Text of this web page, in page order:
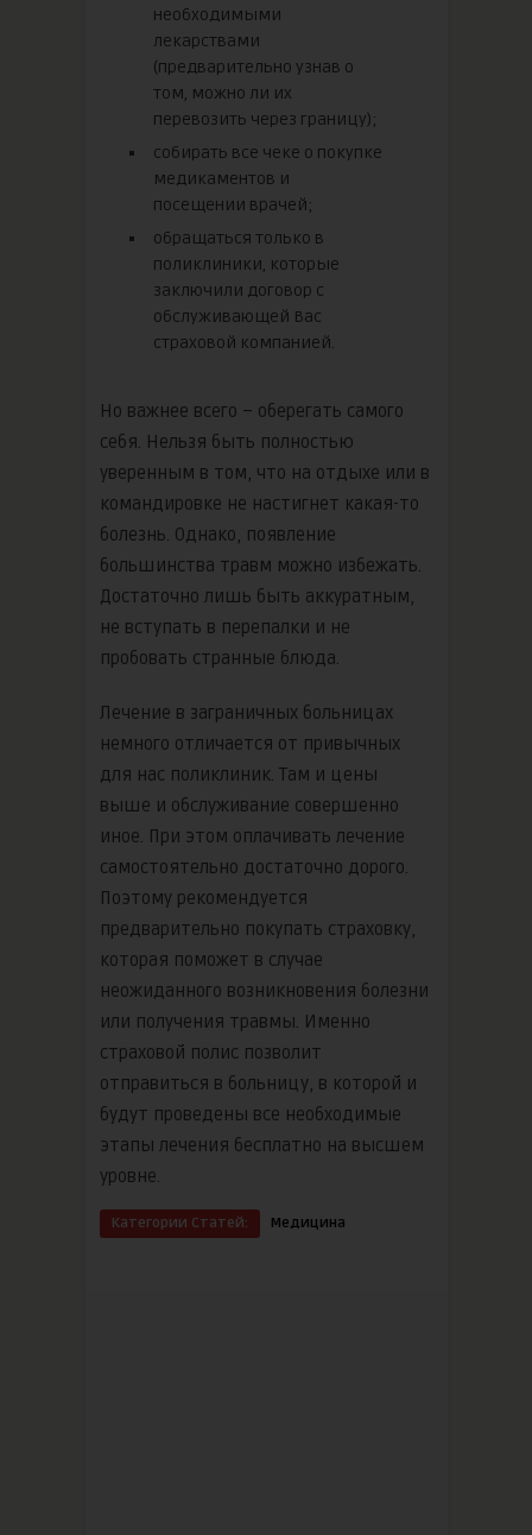
необходимыми
лекарствами
(предварительно узнав о
том, можно ли их
перевозить через границу);
собирать все чеке о покупке
медикаментов и
посещении врачей;
обращаться только в
поликлиники, которые
заключили договор с
обслуживающей Вас
страховой компанией.
Но важнее всего – оберегать самого
себя. Нельзя быть полностью
уверенным в том, что на отдыхе или в
командировке не настигнет какая-то
болезнь. Однако, появление
большинства травм можно избежать.
Достаточно лишь быть аккуратным,
не вступать в перепалки и не
пробовать странные блюда.
Лечение в заграничных больницах
немного отличается от привычных
для нас поликлиник. Там и цены
выше и обслуживание совершенно
иное. При этом оплачивать лечение
самостоятельно достаточно дорого.
Поэтому рекомендуется
предварительно покупать страховку,
которая поможет в случае
неожиданного возникновения болезни
или получения травмы. Именно
страховой полис позволит
отправиться в больницу, в которой и
будут проведены все необходимые
этапы лечения бесплатно на высшем
уровне.
Категории Статей: Медицина